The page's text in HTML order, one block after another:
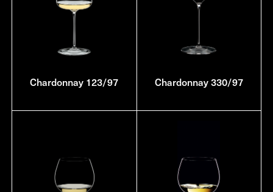
Chardonnay 123/97 Chardonnay 330/97